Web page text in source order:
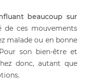
beaucoup sur
de ces mouvements
malade ou en bonne
son bien-être et
donc, autant que